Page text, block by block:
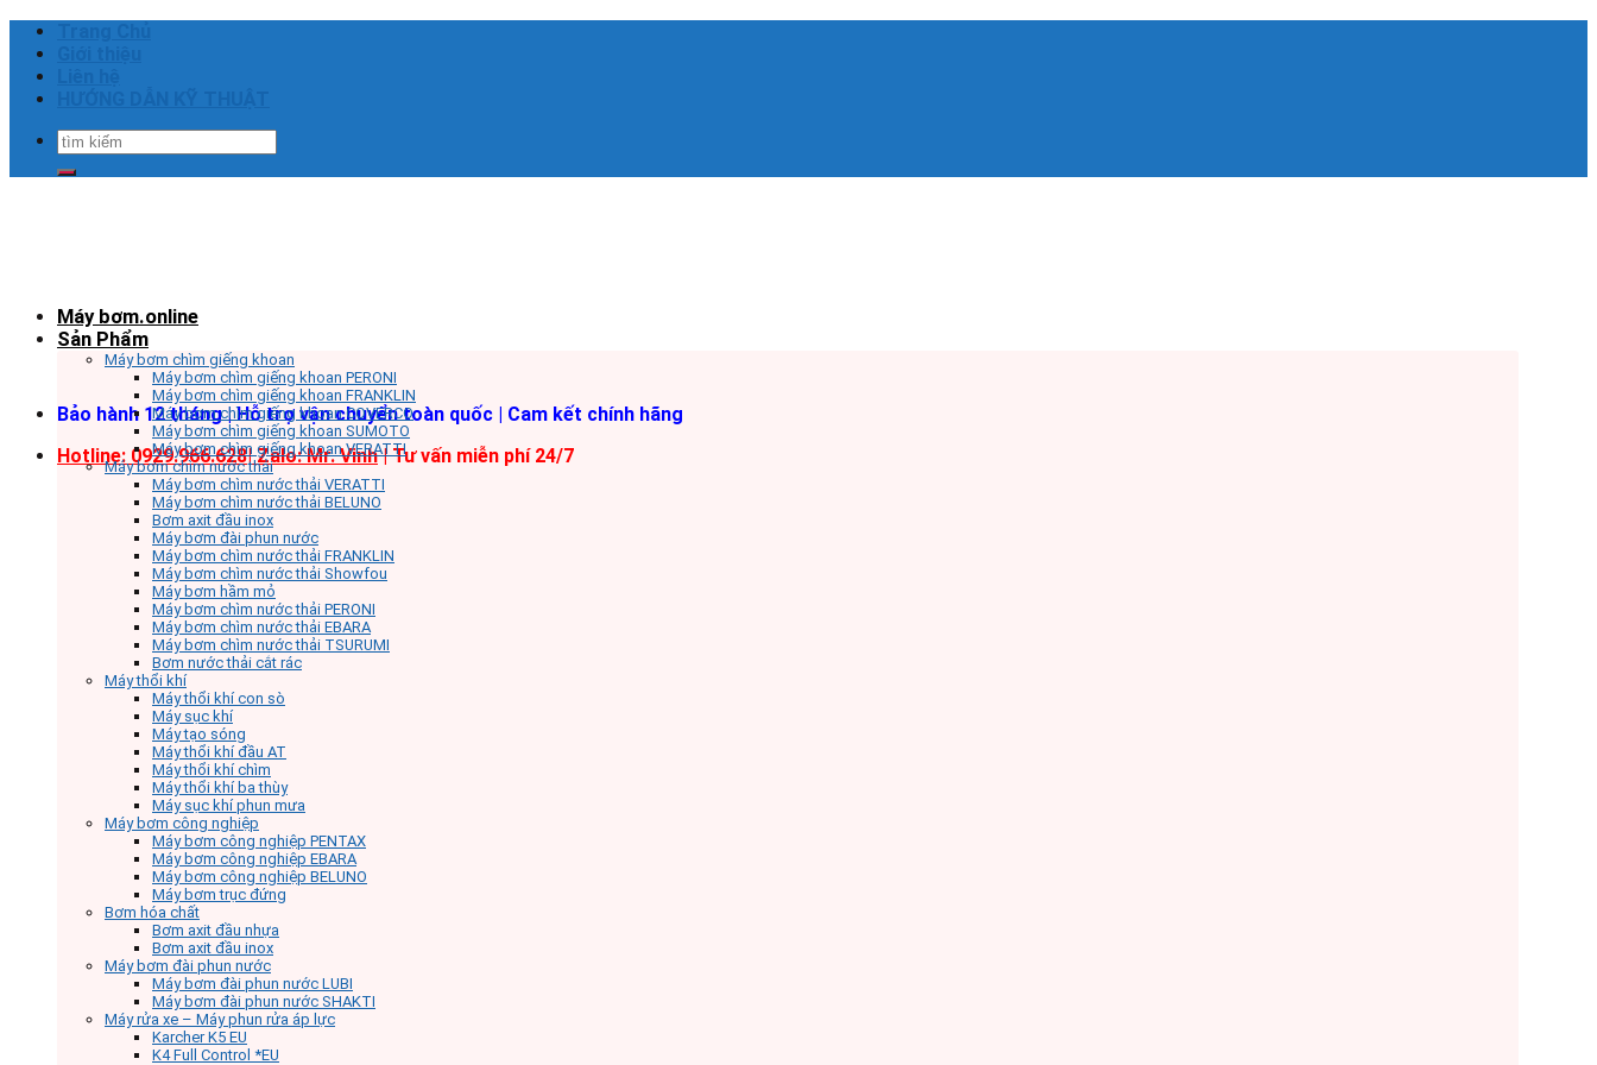
Skip
content
Tìm
Bảo hành 12 tháng | Hỗ trợ vận chuyển toàn quốc | Cam kết chính hãng
Hotline: 0929.966.628|Zalo: Mr. Vinh| Tư vấn miễn phí 24/7
Máy bơm.online
Sản Phẩm
Máy bơm chìm giếng khoan
Máy bơm chìm giếng khoan PERONI
Máy bơm chìm giếng khoan FRANKLIN
Máy bơm chìm giếng khoan COVERCO
Máy bơm chìm giếng khoan SUMOTO
Máy bơm chìm giếng khoan VERATTI
Máy bơm chìm nước thải
Máy bơm chìm nước thải VERATTI
Máy bơm chìm nước thải BELUNO
Bơm axit đầu inox
Máy bơm đài phun nước
Máy bơm chìm nước thải FRANKLIN
Máy bơm chìm nước thải Showfou
Máy bơm hầm mỏ
Máy bơm chìm nước thải PERONI
Máy bơm chìm nước thải EBARA
Máy bơm chìm nước thải TSURUMI
Bơm nước thải cắt rác
Máy thổi khí
Máy thổi khí con sò
Máy sục khí
Máy tạo sóng
Máy thổi khí đầu AT
Máy thổi khí chìm
Máy thổi khí ba thùy
Máy sục khí phun mưa
Máy bơm công nghiệp
Máy bơm công nghiệp PENTAX
Máy bơm công nghiệp EBARA
Máy bơm công nghiệp BELUNO
Máy bơm trục đứng
Bơm hóa chất
Bơm axit đầu nhựa
Bơm axit đầu inox
Máy bơm đài phun nước
Máy bơm đài phun nước LUBI
Máy bơm đài phun nước SHAKTI
Máy rửa xe – Máy phun rửa áp lực
Karcher K5 EU
K4 Full Control *EU